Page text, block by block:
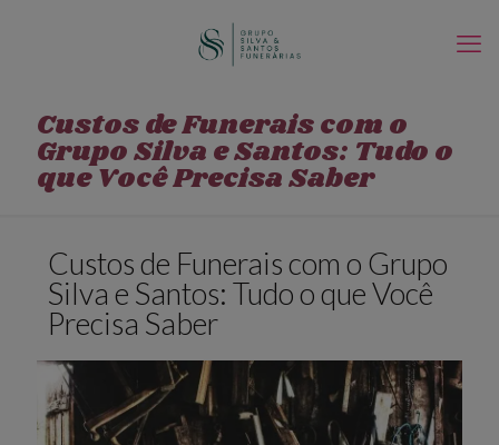
Custos de Funerais com o
Grupo Silva e Santos: Tudo o
que Você Precisa Saber
Custos de Funerais com o Grupo
Silva e Santos: Tudo o que Você
Precisa Saber